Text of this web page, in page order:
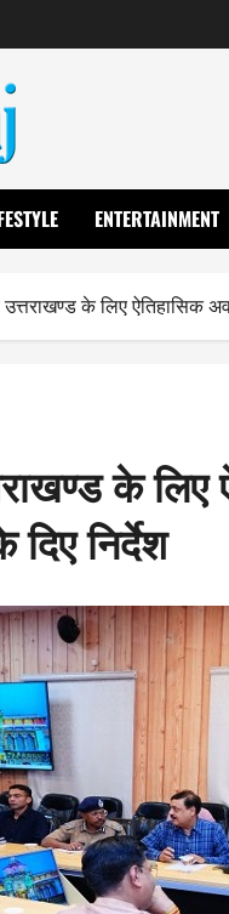
ENTERTAINMENT
उत्तराखण्ड के लिए ऐतिहासिक
के
निर्देश